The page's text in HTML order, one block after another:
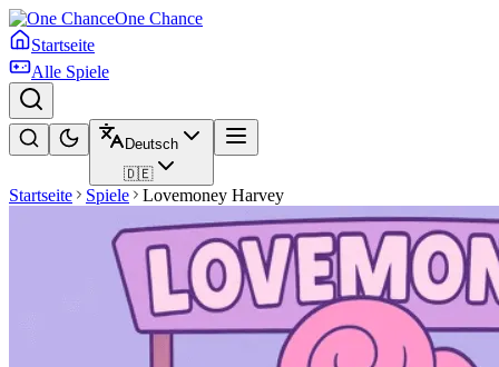
One Chance
Startseite
Alle Spiele
Deutsch
🇩🇪
Startseite Spiele Lovemoney Harvey